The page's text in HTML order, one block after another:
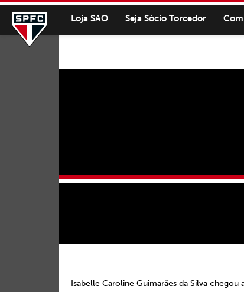
Loja SAO Seja Sócio Torcedor
Isabelle Caroline Guimarães da Silva